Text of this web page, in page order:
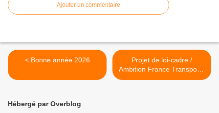
Ajouter un commentaire
< Bonne année 2026
Projet de loi-cadre /
Ambition France Transports
>
Hébergé par Overblog